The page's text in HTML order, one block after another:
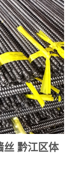
丝 黔江区体